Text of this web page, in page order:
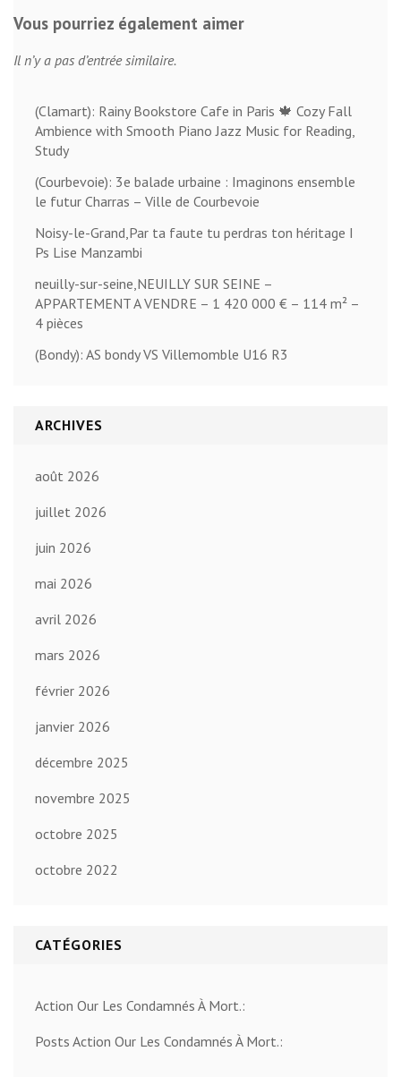
Vous pourriez également aimer
Il n’y a pas d’entrée similaire.
(Clamart): Rainy Bookstore Cafe in Paris 🍁 Cozy Fall
Ambience with Smooth Piano Jazz Music for Reading,
Study
(Courbevoie): 3e balade urbaine : Imaginons ensemble
le futur Charras – Ville de Courbevoie
Noisy-le-Grand,Par ta faute tu perdras ton héritage I
Ps Lise Manzambi
neuilly-sur-seine,NEUILLY SUR SEINE –
APPARTEMENT A VENDRE – 1 420 000 € – 114 m² –
4 pièces
(Bondy): AS bondy VS Villemomble U16 R3
ARCHIVES
août 2026
juillet 2026
juin 2026
mai 2026
avril 2026
mars 2026
février 2026
janvier 2026
décembre 2025
novembre 2025
octobre 2025
octobre 2022
CATÉGORIES
Action Our Les Condamnés À Mort.:
Posts Action Our Les Condamnés À Mort.: